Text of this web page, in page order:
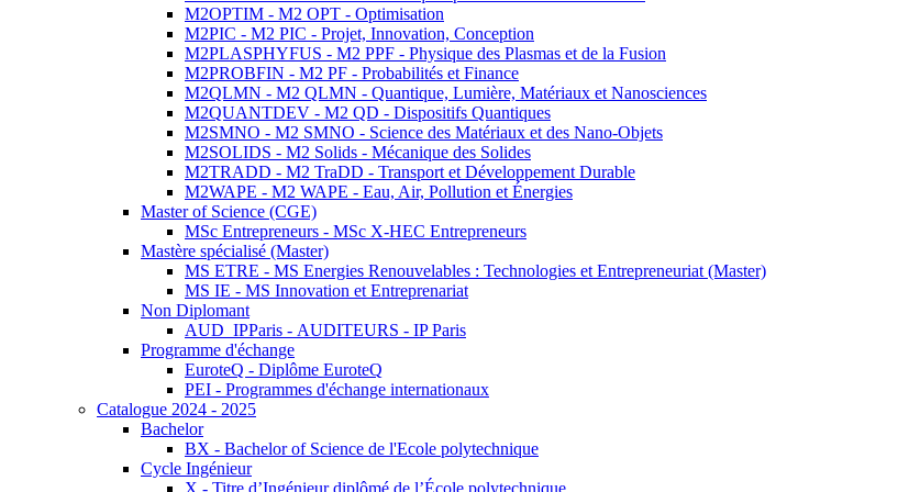
M2OPTIM - M2 OPT - Optimisation
M2PIC - M2 PIC - Projet, Innovation, Conception
M2PLASPHYFUS - M2 PPF - Physique des Plasmas et de la Fusion
M2PROBFIN - M2 PF - Probabilités et Finance
M2QLMN - M2 QLMN - Quantique, Lumière, Matériaux et Nanosciences
M2QUANTDEV - M2 QD - Dispositifs Quantiques
M2SMNO - M2 SMNO - Science des Matériaux et des Nano-Objets
M2SOLIDS - M2 Solids - Mécanique des Solides
M2TRADD - M2 TraDD - Transport et Développement Durable
M2WAPE - M2 WAPE - Eau, Air, Pollution et Énergies
Master of Science (CGE)
MSc Entrepreneurs - MSc X-HEC Entrepreneurs
Mastère spécialisé (Master)
MS ETRE - MS Energies Renouvelables : Technologies et Entrepreneuriat (Master)
MS IE - MS Innovation et Entreprenariat
Non Diplomant
AUD_IPParis - AUDITEURS - IP Paris
Programme d'échange
EuroteQ - Diplôme EuroteQ
PEI - Programmes d'échange internationaux
Catalogue 2024 - 2025
Bachelor
BX - Bachelor of Science de l'Ecole polytechnique
Cycle Ingénieur
X - Titre d’Ingénieur diplômé de l’École polytechnique